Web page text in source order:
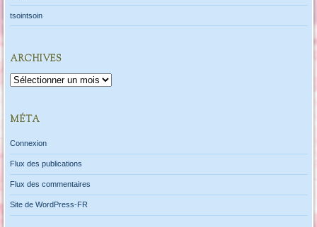
tsointsoin
ARCHIVES
Archives
MÉTA
Connexion
Flux des publications
Flux des commentaires
Site de WordPress-FR